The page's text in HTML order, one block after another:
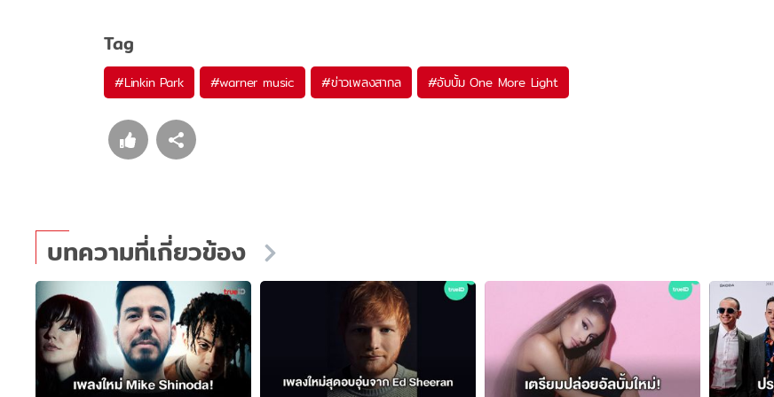
Tag
#Linkin Park #warner music #ข่าวเพลงสากล #อับบั้ม One More Light
บทความที่เกี่ยวข้อง